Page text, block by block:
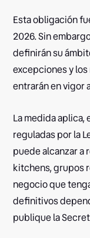
Esta obligación
2026. Sin
definirán su
excepciones y
entrarán en vigor
La medida aplica,
reguladas por la
puede alcanzar a
kitchens, grupos
negocio que
definitivos
publique la